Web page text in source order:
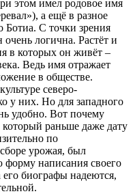
этом имел родовое имя
а ещё в разное
Ботиа. С точки зрения
логична. Растёт и
в которых он живёт –
Ведь имя отражает
в обществе.
северо-
у них. Но для западного
удобно. Вот почему
раньше даже дату
по
урожая, был
форму написания своего
биографы надеются,